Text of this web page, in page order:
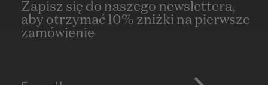
Zapisz się do naszego newslettera,
aby otrzymać 10% zniżki na pierwsze
zamówienie